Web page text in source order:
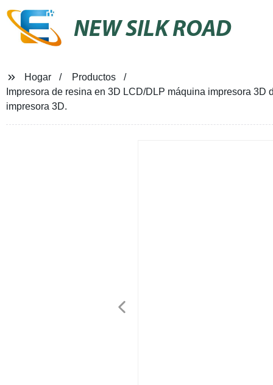
NEW SILK ROAD
Hogar
Productos
Impresora de resina en 3D LCD/DLP máquina impresora
impresora 3D.